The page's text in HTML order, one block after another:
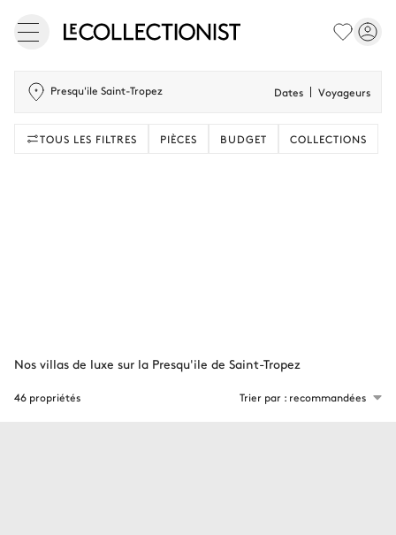
Presqu'ile Saint-Tropez Dates Voyageurs
TOUS LES FILTRES PIÈCES BUDGET COLLECTIONS
46 propriétés Trier par : recommandées
Nos villas de luxe sur la Presqu'ile de Saint-Tropez